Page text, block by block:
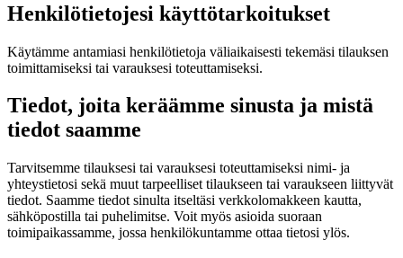
Henkilötietojesi käyttötarkoitukset
Käytämme antamiasi henkilötietoja väliaikaisesti tekemäsi tilauksen
toimittamiseksi tai varauksesi toteuttamiseksi.
Tiedot, joita keräämme sinusta ja mistä
tiedot saamme
Tarvitsemme tilauksesi tai varauksesi toteuttamiseksi nimi- ja
yhteystietosi sekä muut tarpeelliset tilaukseen tai varaukseen liittyvät
tiedot. Saamme tiedot sinulta itseltäsi verkkolomakkeen kautta,
sähköpostilla tai puhelimitse. Voit myös asioida suoraan
toimipaikassamme, jossa henkilökuntamme ottaa tietosi ylös.